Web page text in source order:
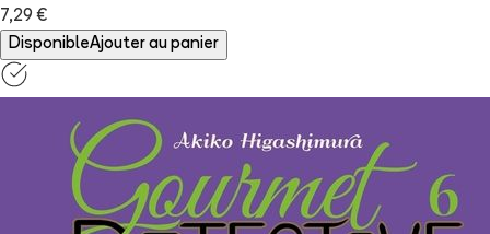
7,29 €
DisponibleAjouter au panier